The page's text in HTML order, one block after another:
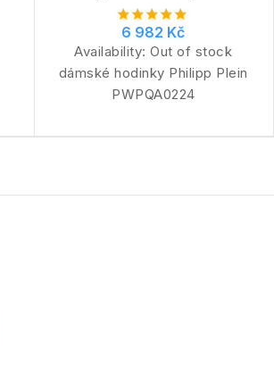
6 982 Kč
Availability:Out of stock
dámské hodinky Philipp Plein
PWPQA0224